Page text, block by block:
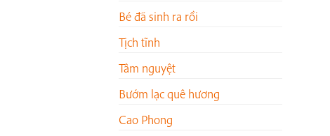
Bé đã sinh ra rồi
Tịch tĩnh
Tâm nguyệt
Bướm lạc quê hương
Cao Phong